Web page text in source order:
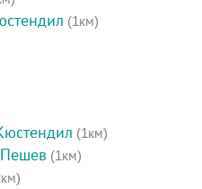
(1км)
(1км)
(1км)